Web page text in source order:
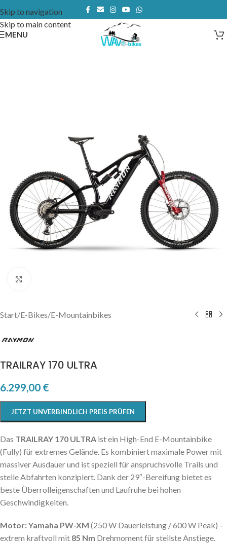
Skip to navigation
Skip to main content
MENU
Start/E-Bikes/E-Mountainbikes
TRAILRAY 170 ULTRA
6.299,00 €
JETZT UNVERBINDLICH PREIS PRÜFEN
Das TRAILRAY 170 ULTRA ist ein High-End E-Mountainbike
(Fully) für extremes Gelände. Es kombiniert maximale Power mit
massiver Ausdauer und ist speziell für anspruchsvolle Trails und
steile Abfahrten konzipiert. Dank der 29″-Bereifung bietet es
beste Überrolleigenschaften und Laufruhe bei hohen
Geschwindigkeiten.
Motor:Yamaha PW-XM (250 W Dauerleistung / 600 W Peak) –
extrem kraftvoll mit 85 Nm Drehmoment für steilste Anstiege.